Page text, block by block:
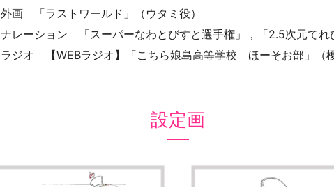
外画 「ラストワールド」（ウタミ役）
ナレーション 「スーパーなわとびすと選手権」，「2.5次元てれ
ラジオ 【WEBラジオ】「こちら娘島高等学校 ほーそお部」（榎
設定画